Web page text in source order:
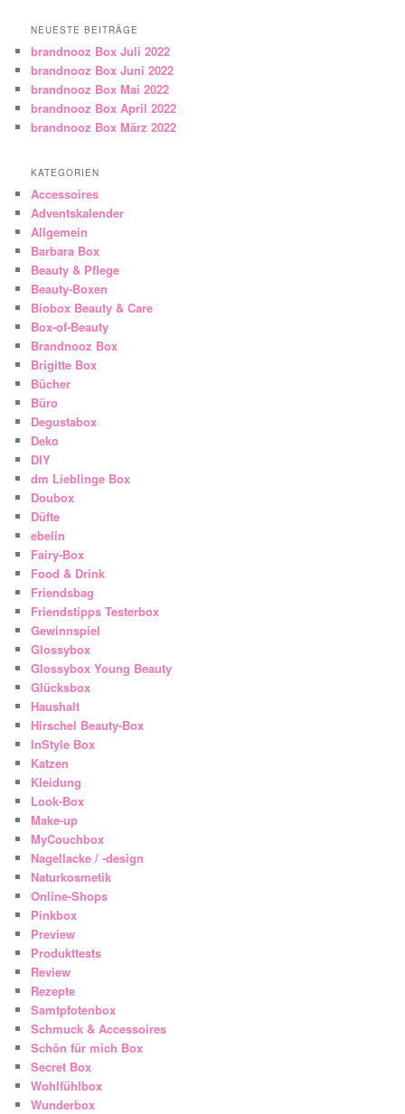
NEUESTE BEITRÄGE
brandnooz Box Juli 2022
brandnooz Box Juni 2022
brandnooz Box Mai 2022
brandnooz Box April 2022
brandnooz Box März 2022
KATEGORIEN
Accessoires
Adventskalender
Allgemein
Barbara Box
Beauty & Pflege
Beauty-Boxen
Biobox Beauty & Care
Box-of-Beauty
Brandnooz Box
Brigitte Box
Bücher
Büro
Degustabox
Deko
DIY
dm Lieblinge Box
Doubox
Düfte
ebelin
Fairy-Box
Food & Drink
Friendsbag
Friendstipps Testerbox
Gewinnspiel
Glossybox
Glossybox Young Beauty
Glücksbox
Haushalt
Hirschel Beauty-Box
InStyle Box
Katzen
Kleidung
Look-Box
Make-up
MyCouchbox
Nagellacke / -design
Naturkosmetik
Online-Shops
Pinkbox
Preview
Produkttests
Review
Rezepte
Samtpfotenbox
Schmuck & Accessoires
Schön für mich Box
Secret Box
Wohlfühlbox
Wunderbox